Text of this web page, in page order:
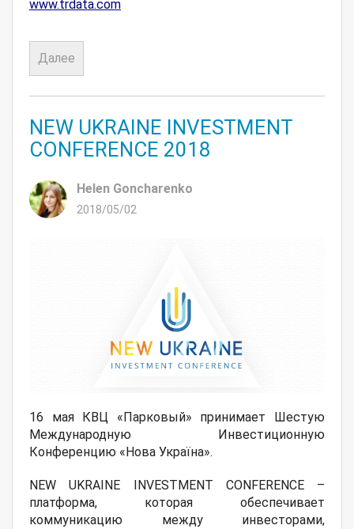
www.trdata.com
Далее
NEW UKRAINE INVESTMENT
CONFERENCE 2018
Helen Goncharenko
2018/05/02
16 мая КВЦ «Парковый» принимает Шестую
Международную Инвестиционную
Конференцию «Нова Україна».
NEW UKRAINE INVESTMENT CONFERENCE –
платформа, которая обеспечивает
коммуникацию между инвесторами,